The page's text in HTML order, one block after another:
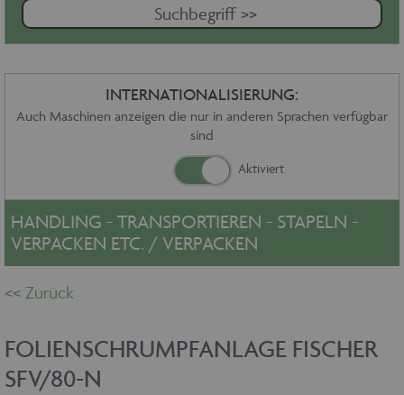
Stapeln - Verpacken etc.
Absaugen - Versorgen -
Service
Kontakt
Impressum
Datenschutz
INTERNATIONALISIERUNG:
Auch Maschinen anzeigen die nur in anderen Sprachen verfügbar
sind
HANDLING - TRANSPORTIEREN - STAPELN -
VERPACKEN ETC. / VERPACKEN
FOLIENSCHRUMPFANLAGE FISCHER
SFV/80-N